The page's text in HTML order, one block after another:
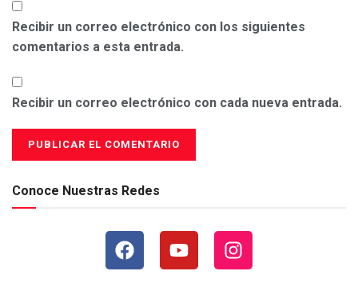
Recibir un correo electrónico con los siguientes
comentarios a esta entrada.
Recibir un correo electrónico con cada nueva entrada.
Conoce Nuestras Redes